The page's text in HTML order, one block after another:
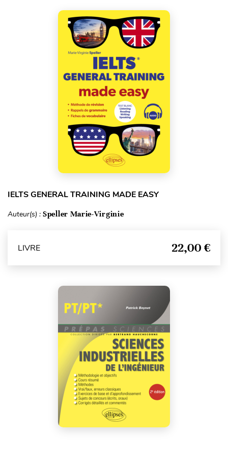
IELTS GENERAL TRAINING MADE EASY
Auteur(s) : Speller Marie-Virginie
LIVRE 22,00 €